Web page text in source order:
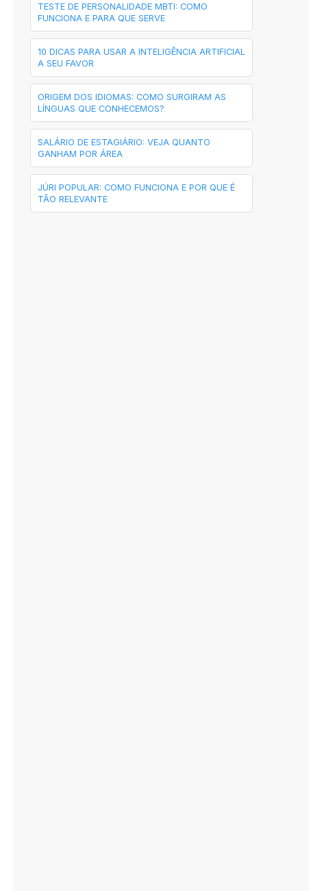
TESTE DE PERSONALIDADE MBTI: COMO
FUNCIONA E PARA QUE SERVE
10 DICAS PARA USAR A INTELIGÊNCIA ARTIFICIAL
A SEU FAVOR
ORIGEM DOS IDIOMAS: COMO SURGIRAM AS
LÍNGUAS QUE CONHECEMOS?
SALÁRIO DE ESTAGIÁRIO: VEJA QUANTO
GANHAM POR ÁREA
JÚRI POPULAR: COMO FUNCIONA E POR QUE É
TÃO RELEVANTE